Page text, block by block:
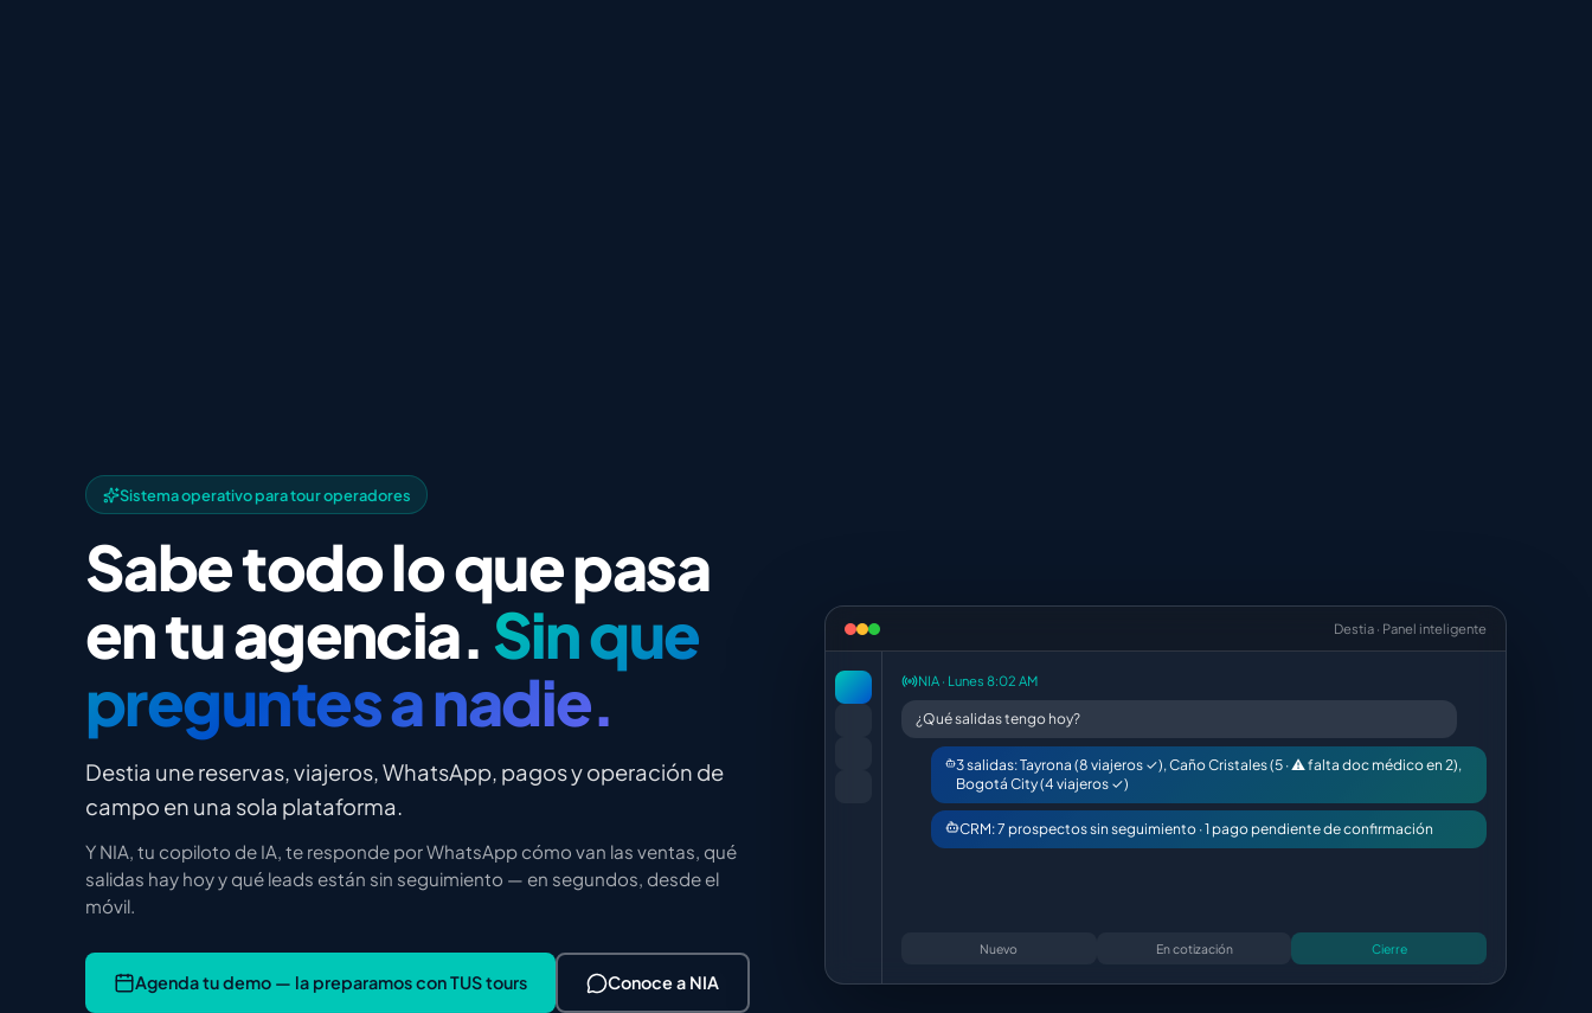
Sistema operativo para tour operadores
Sabe todo lo que pasa
en tu agencia. Sin que
preguntes a nadie.
Destia une reservas, viajeros, WhatsApp, pagos y operación de
campo en una sola plataforma.
Y NIA, tu copiloto de IA, te responde por WhatsApp cómo van las ventas, qué
salidas hay hoy y qué leads están sin seguimiento — en segundos, desde el
móvil.
Agenda tu demo — la preparamos con TUS tours Conoce a NIA
Destia · Panel inteligente
NIA · Lunes 8:02 AM
¿Qué salidas tengo hoy?
3 salidas: Tayrona (8 viajeros ✓), Caño Cristales (5 · ⚠ falta doc médico en 2),
Bogotá City (4 viajeros ✓)
CRM: 7 prospectos sin seguimiento · 1 pago pendiente de confirmación
Nuevo En cotización Cierre